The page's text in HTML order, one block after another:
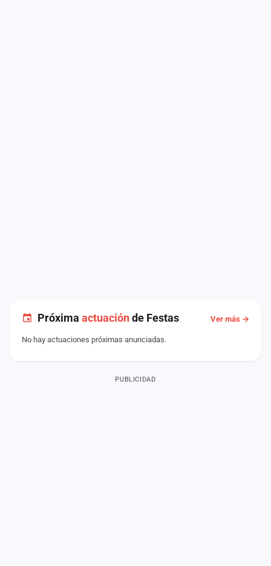
Próxima actuaciónde Festas Ver más →
No hay actuaciones próximas anunciadas.
PUBLICIDAD